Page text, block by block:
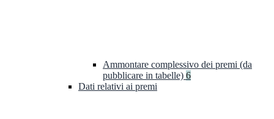
Ammontare complessivo dei premi (da
pubblicare in tabelle) 6
Dati relativi ai premi